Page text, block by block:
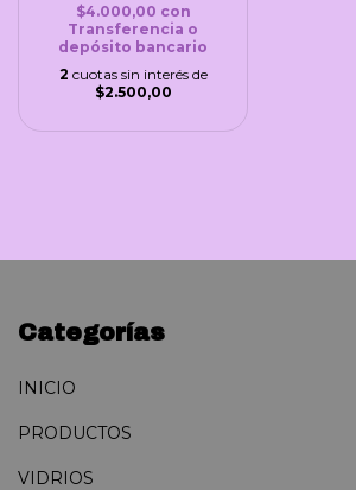
$4.000,00 con
Transferencia o
depósito bancario
2 cuotas sin interés de
$2.500,00
Categorías
INICIO
PRODUCTOS
VIDRIOS